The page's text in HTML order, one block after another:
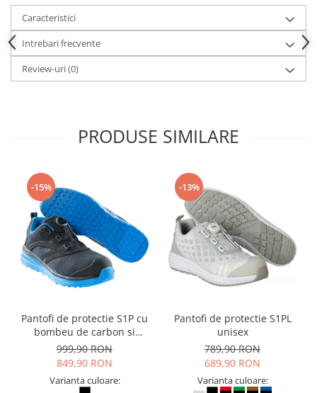
Imbracaminte
Tricouri
Bluze & Pulovere
Camasi
Impermeabile
Veste
Reflectorizante
Incaltaminte
Incaltaminte de lucru si protectie
Incaltaminte de oras si munte
Echipamente medicale
Accesorii pentru protectia capului
Casti de protectie
Ochelari de protectie si viziere
Caracteristici
Intrebari frecvente
Review-uri(0)
PRODUSE SIMILARE
-15%
Pantofi de protectie S1P cu
bombeu de carbon si
inchidere BOAÂ® Fit
999,90 RON
849,90 RON
Varianta culoare:
-13%
Pantofi de protectie S1PL
unisex
789,90 RON
689,90 RON
Varianta culoare: